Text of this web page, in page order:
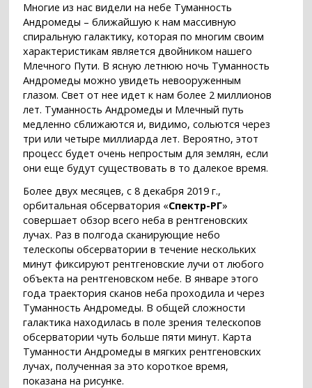
Многие из нас видели на небе Туманность
Андромеды – ближайшую к нам массивную
спиральную галактику, которая по многим своим
характеристикам является двойником нашего
Млечного Пути. В ясную летнюю ночь Туманность
Андромеды можно увидеть невооруженным
глазом. Свет от нее идет к нам более 2 миллионов
лет. Туманность Андромеды и Млечный путь
медленно сближаются и, видимо, сольются через
три или четыре миллиарда лет. Вероятно, этот
процесс будет очень непростым для землян, если
они еще будут существовать в то далекое время.
Более двух месяцев, с 8 декабря 2019 г.,
орбитальная обсерватория «Спектр-РГ»
совершает обзор всего неба в рентгеновских
лучах. Раз в полгода сканирующие небо
телескопы обсерватории в течение нескольких
минут фиксируют рентгеновские лучи от любого
объекта на рентгеновском небе. В январе этого
года траектория сканов неба проходила и через
Туманность Андромеды. В общей сложности
галактика находилась в поле зрения телескопов
обсерватории чуть больше пяти минут. Карта
Туманности Андромеды в мягких рентгеновских
лучах, полученная за это короткое время,
показана на рисунке.